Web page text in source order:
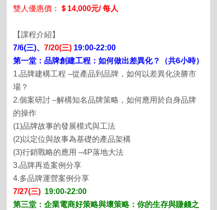
雙人優惠價：
＄14,000元/ 每人
【課程介紹】
7/6(三)、7/20(三) 19:00-22:00
第一堂：品牌創建工程：如何做出差異化？（共6小時）
1.品牌建構工程–從產品到品牌，如何以差異化決勝市
場？
2.個案研討–解構知名品牌策略，如何應用於自身品牌
的操作
(1)品牌故事的發展模式與工法
(2)以定位與故事為基礎的產品架構
(3)行銷戰略的應用–4P落地大法
3.品牌再造案例分享
4.多品牌運營案例分享
7/27(三) 19:00-22:00
第三堂：企業電商好策略與壞策略：你的生存與賺錢之